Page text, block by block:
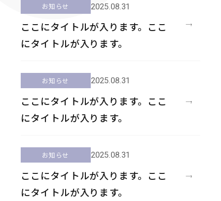
お知らせ 2025.08.31
ここにタイトルが入ります。ここ
にタイトルが入ります。
お知らせ 2025.08.31
ここにタイトルが入ります。ここ
にタイトルが入ります。
お知らせ 2025.08.31
ここにタイトルが入ります。ここ
にタイトルが入ります。